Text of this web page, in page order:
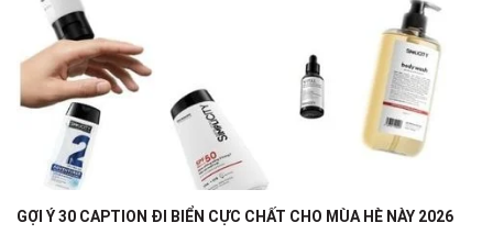
GỢI Ý 30 CAPTION ĐI BIỂN CỰC CHẤT CHO MÙA HÈ NÀY 2026